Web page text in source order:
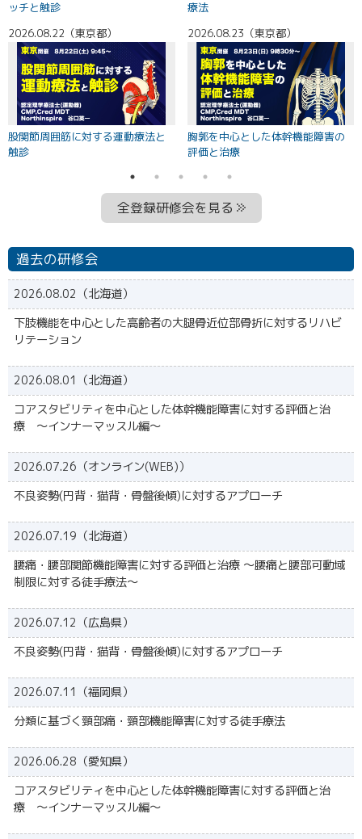
ッチと触診
療法
2026.08.22（東京都）
股関節周囲筋に対する運動療法と
触診
2026.08.23（東京都）
胸郭を中心とした体幹機能障害の
評価と治療
全登録研修会を見る
過去の研修会
2026.08.02（北海道）
下肢機能を中心とした高齢者の大腿骨近位部骨折に対するリハビ
リテーション
2026.08.01（北海道）
コアスタビリティを中心とした体幹機能障害に対する評価と治
療 ～インナーマッスル編～
2026.07.26（オンライン(WEB)）
不良姿勢(円背・猫背・骨盤後傾)に対するアプローチ
2026.07.19（北海道）
腰痛・腰部関節機能障害に対する評価と治療 ～腰痛と腰部可動域
制限に対する徒手療法～
2026.07.12（広島県）
不良姿勢(円背・猫背・骨盤後傾)に対するアプローチ
2026.07.11（福岡県）
分類に基づく頸部痛・頸部機能障害に対する徒手療法
2026.06.28（愛知県）
コアスタビリティを中心とした体幹機能障害に対する評価と治
療 ～インナーマッスル編～